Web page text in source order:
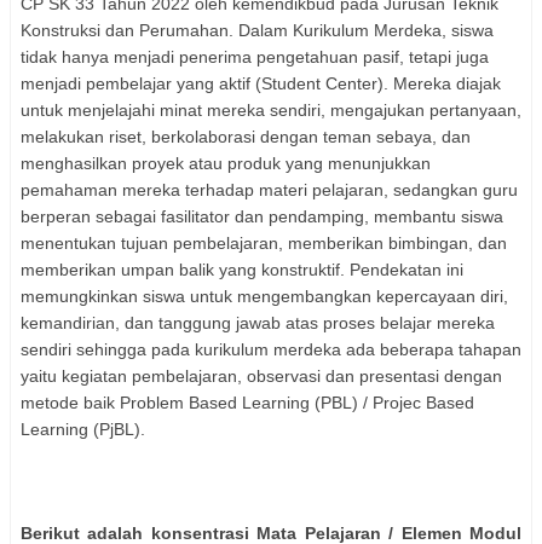
Konstruksi dan Perumahan. Dalam Kurikulum Merdeka, siswa
tidak hanya menjadi penerima pengetahuan pasif, tetapi juga
menjadi pembelajar yang aktif (Student Center). Mereka diajak
untuk menjelajahi minat mereka sendiri, mengajukan pertanyaan,
melakukan riset, berkolaborasi dengan teman sebaya, dan
menghasilkan proyek atau produk yang menunjukkan
pemahaman mereka terhadap materi pelajaran, sedangkan guru
berperan sebagai fasilitator dan pendamping, membantu siswa
menentukan tujuan pembelajaran, memberikan bimbingan, dan
memberikan umpan balik yang konstruktif. Pendekatan ini
memungkinkan siswa untuk mengembangkan kepercayaan diri,
kemandirian, dan tanggung jawab atas proses belajar mereka
sendiri sehingga pada kurikulum merdeka ada beberapa tahapan
yaitu kegiatan pembelajaran, observasi dan presentasi dengan
metode baik Problem Based Learning (PBL) / Projec Based
Learning (PjBL).
Berikut adalah konsentrasi Mata Pelajaran / Elemen Modul